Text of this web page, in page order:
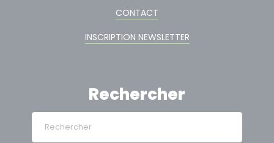
CONTACT
INSCRIPTION NEWSLETTER
Rechercher